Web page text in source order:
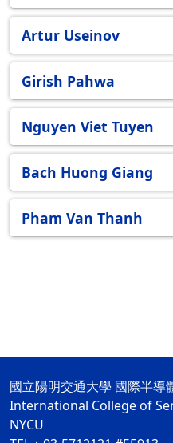
Artur Useinov
Girish Pahwa
Nguyen Viet Tuyen
Bach Huong Giang
Pham Van Thanh
國立陽明交通大學 國際半導
International College of
NYCU